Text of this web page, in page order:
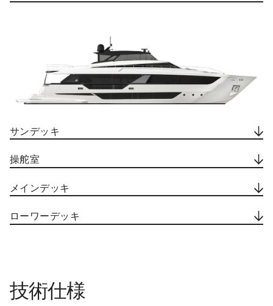
サンデッキ
操舵室
メインデッキ
ローワーデッキ
技術仕様